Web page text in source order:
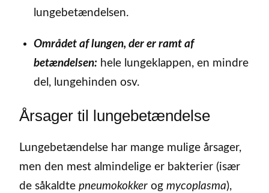
lungebetændelsen.
Området af lungen, der er ramt af
betændelsen: hele lungeklappen, en mindre
del, lungehinden osv.
Årsager til lungebetændelse
Lungebetændelse har mange mulige årsager,
men den mest almindelige er bakterier (især
de såkaldte pneumokokker og mycoplasma),